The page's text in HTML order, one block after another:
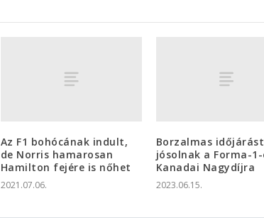
Az F1 bohócának indult,
de Norris hamarosan
Hamilton fejére is nőhet
2021.07.06.
Borzalmas időjárást
jósolnak a Forma-1-
Kanadai Nagydíjra
2023.06.15.